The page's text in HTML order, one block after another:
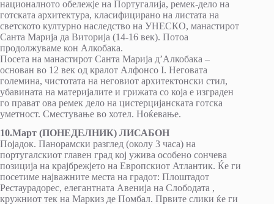
националното обележје на Португалија, ремек-дело на
готската архитектура, класифицирано на листата на
светското културно наследство на УНЕСКО, манастирот
Санта Марија да Виторија (14-16 век). Потоа
продолжуваме кон Алкобака.
Посета на манастирот Санта Марија д’Алкобака –
основан во 12 век од кралот Алфонсо I. Неговата
големина, чистотата на неговиот архитектонски стил,
убавината на материјалите и грижата со која е изграден
го прават ова ремек дело на цистерцијанската готска
уметност. Сместување во хотел. Ноќевање.
10.Март (ПОНЕДЕЛНИК) ЛИСАБОН
Појадок. Панорамски разглед (околу 3 часа) на
португалскиот главен град кој ужива особено сончева
позиција на крајбрежјето на Европскиот Атлантик. Ќе ги
посетиме најважните места на градот: Плоштадот
Рестаурадорес, елегантната Авенија на Слободата ,
кружниот тек на Маркиз де Помбал. Првите слики ќе ги